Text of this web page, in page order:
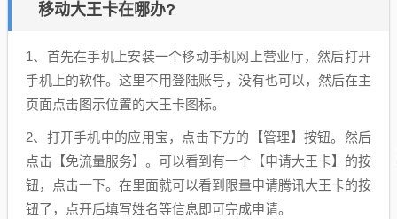
移动大王卡在哪办?
1、首先在手机上安装一个移动手机网上营业厅，然后打开
手机上的软件。这里不用登陆账号，没有也可以，然后在主
页面点击图示位置的大王卡图标。
2、打开手机中的应用宝，点击下方的【管理】按钮。然后
点击【免流量服务】。可以看到有一个【申请大王卡】的按
钮，点击一下。在里面就可以看到限量申请腾讯大王卡的按
钮了，点开后填写姓名等信息即可完成申请。